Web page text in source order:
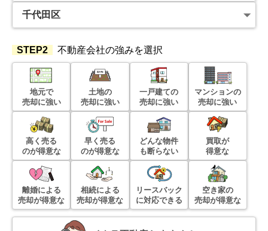
STEP2 不動産会社の強みを選択
地元で
売却に強い
土地の
売却に強い
一戸建ての
売却に強い
マンションの
売却に強い
高く売る
のが得意な
早く売る
のが得意な
どんな物件
も断らない
買取が
得意な
離婚による
売却が得意な
相続による
売却が得意な
リースバック
に対応できる
空き家の
売却が得意な